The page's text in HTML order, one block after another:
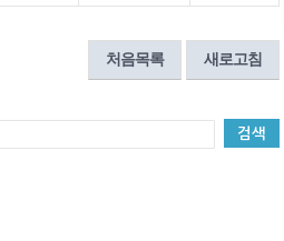
처음목록 새로고침